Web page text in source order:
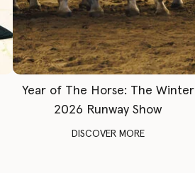
Year of The Horse: The Winter
2026 Runway Show
DISCOVER MORE